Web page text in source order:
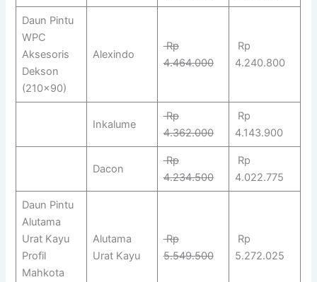
Daun Pintu
WPC
Aksesoris
Dekson
(210×90)
Alexindo
Rp
4.464.000
Rp
4.240.800
Inkalume
Rp
4.362.000
Rp
4.143.900
Dacon
Rp
4.234.500
Rp
4.022.775
Daun Pintu
Alutama
Urat Kayu
Profil
Mahkota
Alutama
Urat Kayu
Rp
5.549.500
Rp
5.272.025